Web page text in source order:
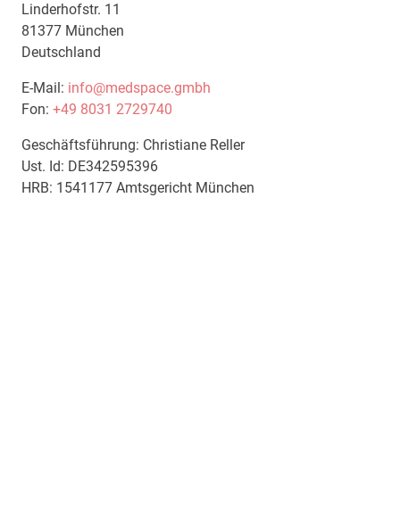
Linderhofstr. 11
81377 München
Deutschland
E-Mail: info@medspace.gmbh
Fon: +49 8031 2729740
Geschäftsführung: Christiane Reller
Ust. Id: DE342595396
HRB: 1541177 Amtsgericht München